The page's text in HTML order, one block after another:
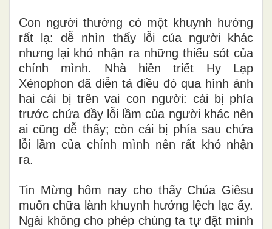
Con người thường có một khuynh hướng
rất lạ: dễ nhìn thấy lỗi của người khác
nhưng lại khó nhận ra những thiếu sót của
chính mình. Nhà hiền triết Hy Lạp
Xénophon đã diễn tả điều đó qua hình ảnh
hai cái bị trên vai con người: cái bị phía
trước chứa đầy lỗi lầm của người khác nên
ai cũng dễ thấy; còn cái bị phía sau chứa
lỗi lầm của chính mình nên rất khó nhận
ra.
Tin Mừng hôm nay cho thấy Chúa Giêsu
muốn chữa lành khuynh hướng lệch lạc ấy.
Ngài không cho phép chúng ta tự đặt mình